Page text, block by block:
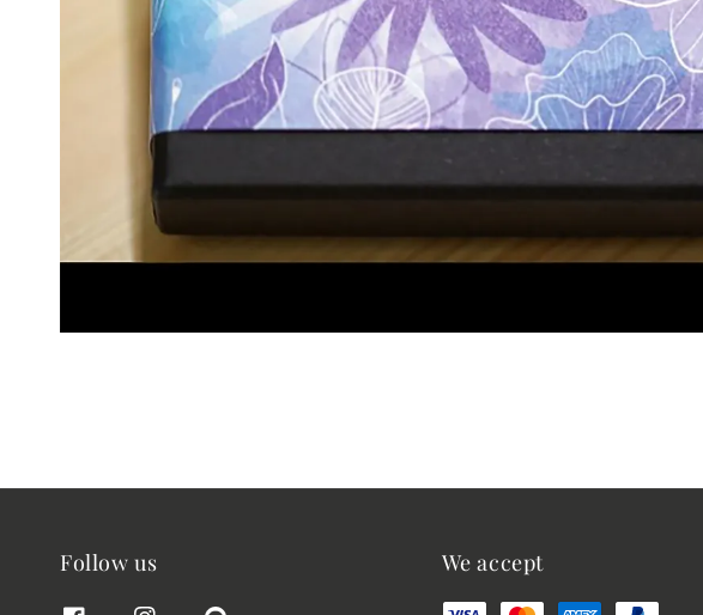
Follow us We accept